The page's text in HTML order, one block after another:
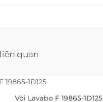
liên quan
Vòi Lavabo F 19865-1D125